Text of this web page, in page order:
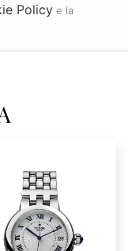
Policy e la